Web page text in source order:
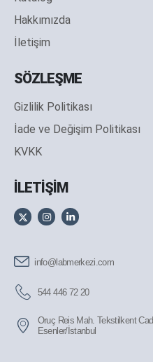
Hakkımızda
İletişim
SÖZLEŞME
Gizlilik Politikası
İade ve Değişim Politikası
KVKK
İLETİŞİM
info@labmerkezi.com
544 446 72 20
Oruç Reis Mah. Tekstilkent
Esenler/İstanbul